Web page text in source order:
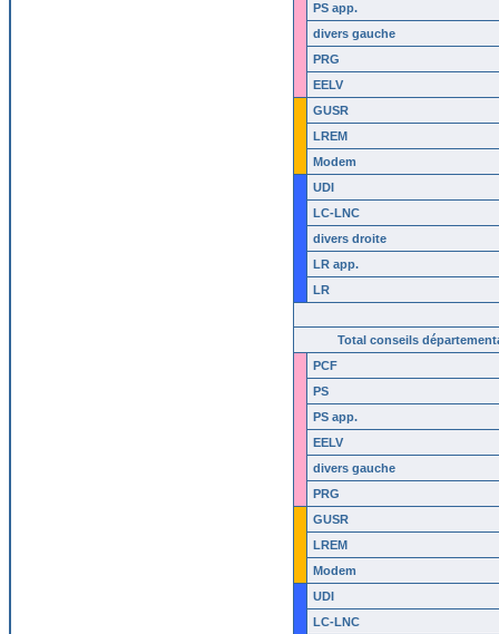
PS app.
divers gauche
PRG
EELV
GUSR
LREM
Modem
UDI
LC-LNC
divers droite
LR app.
LR
Total conseils
PCF
PS
PS app.
EELV
divers gauche
PRG
GUSR
LREM
Modem
UDI
LC-LNC